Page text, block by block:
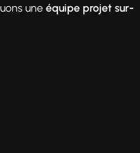
une équipe projet sur-